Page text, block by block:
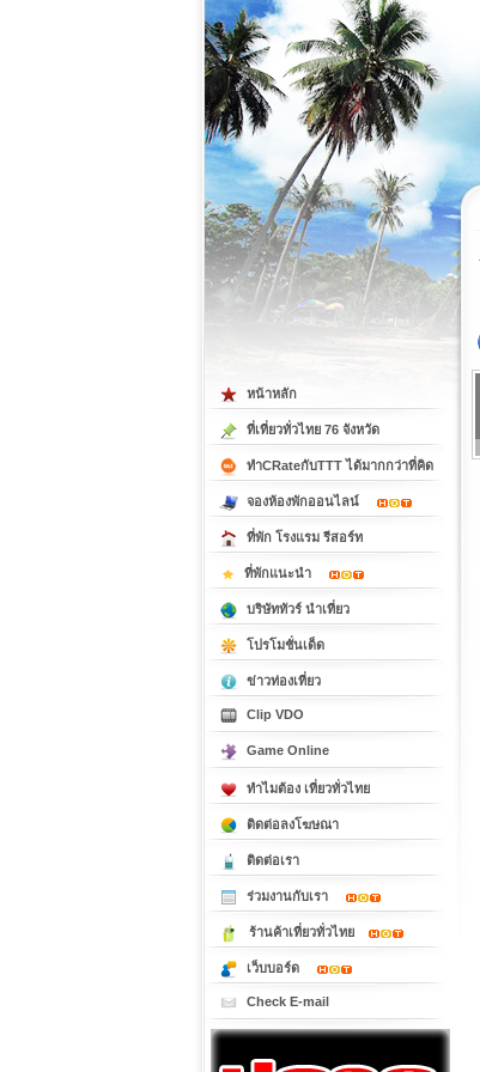
ที่เที่ยวภาคใต้
หน้าหลัก
ที่เที่ยวทั่วไทย 76 จังหวัด
ทำCRateกับTTT ได้มากกว่าที่คิด
จองห้องพักออนไลน์
ที่พัก โรงแรม รีสอร์ท
ที่พักแนะนำ
บริษัททัวร์ นำเที่ยว
โปรโมชั่นเด็ด
ข่าวท่องเที่ยว
Clip VDO
Game Online
ทำไมต้อง เที่ยวทั่วไทย
ติดต่อลงโฆษณา
ติดต่อเรา
ร่วมงานกับเรา
ร้านค้าเที่ยวทั่วไทย
เว็บบอร์ด
Check E-mail